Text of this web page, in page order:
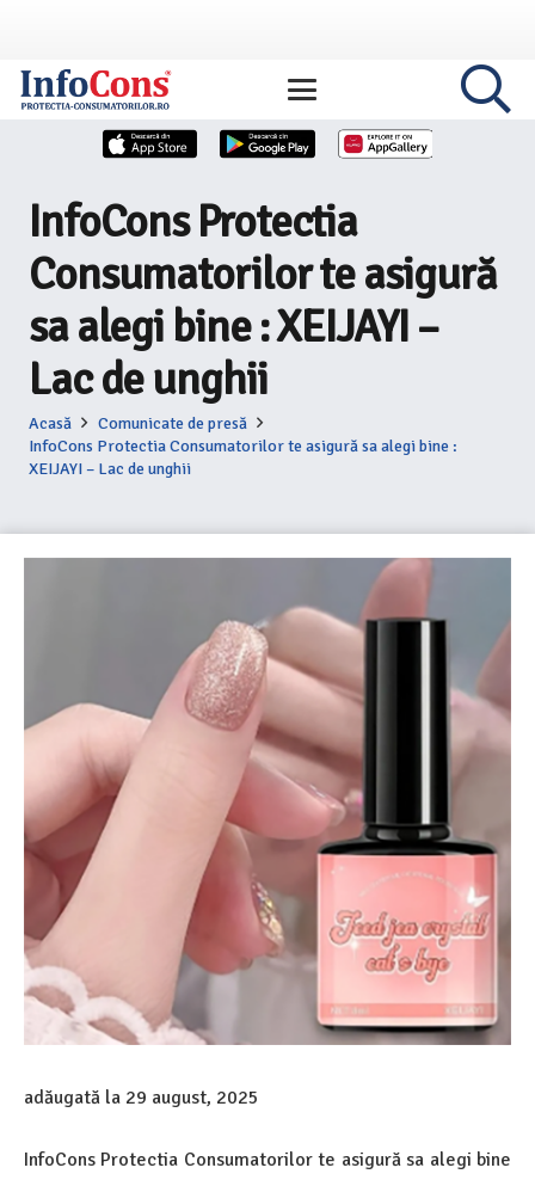
InfoCons Protectia
Consumatorilor te asigură
sa alegi bine : XEIJAYI –
Lac de unghii
Acasă
Comunicate de presă
InfoCons Protectia Consumatorilor te asigură sa alegi bine :
XEIJAYI – Lac de unghii
adăugată la 29 august, 2025
InfoCons Protectia Consumatorilor te asigură sa alegi bine